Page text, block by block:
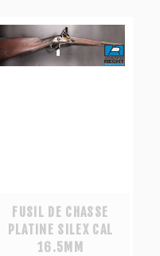
FUSIL DE CHASSE
PLATINE SILEX CAL
16.5MM